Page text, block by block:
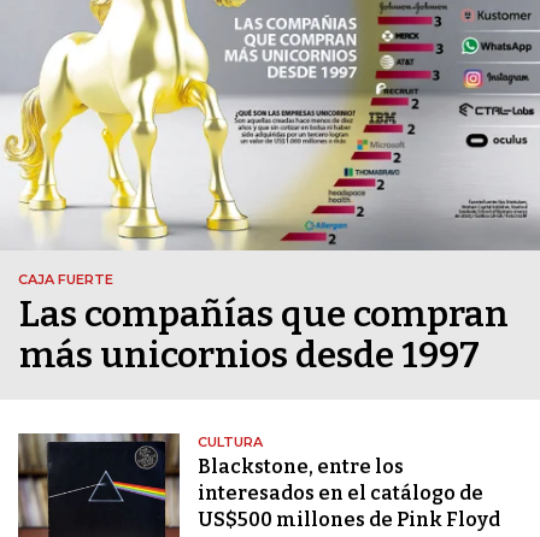
CAJA FUERTE
Las compañías que compran
más unicornios desde 1997
CULTURA
Blackstone, entre los
interesados en el catálogo de
US$500 millones de Pink Floyd